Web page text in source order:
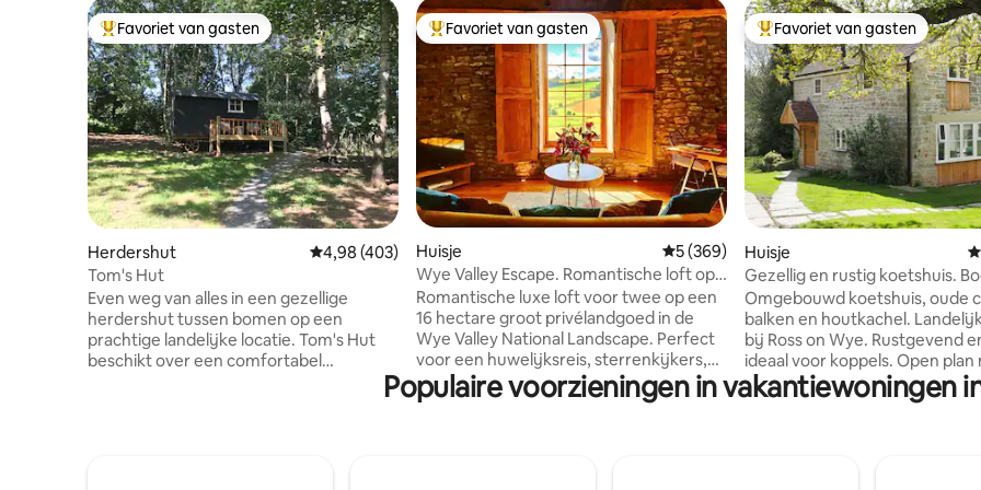
Topfavoriet van gasten
Favoriet van gasten
Herdershut Gemiddelde beoordeling van 4,98 op 5, 403 recensies
4,98 (403)
Tom's Hut
Even weg van alles in een gezellige
herdershut tussen bomen op een
prachtige landelijke locatie. Tom's Hut
beschikt over een comfortabel
Topfavoriet van gasten
Favoriet van gasten
Huisje Gemiddelde beoordeling van 5 op 5, 369
5 (369)
Wye Valley Escape. Romantische loft op
landgoed van 40 hectare
Romantische luxe loft voor twee op een
16 hectare groot privélandgoed in de
Wye Valley National Landscape. Perfect
voor een huwelijksreis, sterrenkijkers,
aanzoeken, jubilea of
mijlpaalmomenten. Geniet van een
Topfavoriet van gasten
Favoriet van gasten
Huisje
Gezellig en rustig koetshuis.
Eigen patio.
Omgebouwd koetshuis, oude
balken en houtkachel.
bij Ross on Wye. Rustgevend
ideaal voor koppels. Open plan
mezzanine slaapkamer. Twee
douche. Lang uitzicht.
wandelmogelijkheden . Zeven
Populaire voorzieningen in vakantiewoningen